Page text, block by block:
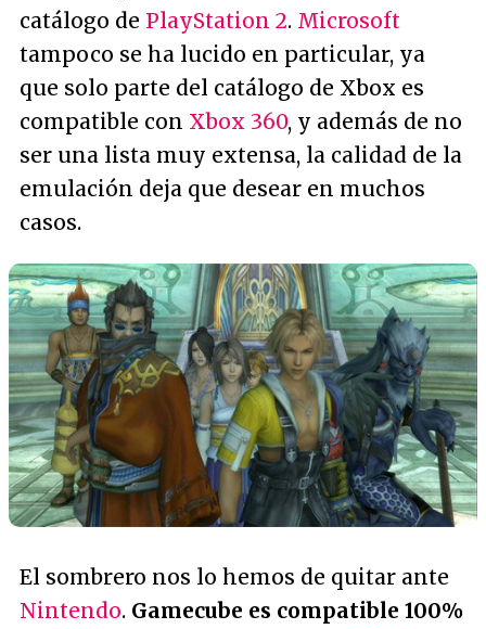
catálogo de PlayStation 2. Microsoft
tampoco se ha lucido en particular, ya
que solo parte del catálogo de Xbox es
compatible con Xbox 360, y además de no
ser una lista muy extensa, la calidad de la
emulación deja que desear en muchos
casos.
El sombrero nos lo hemos de quitar ante
Nintendo. Gamecube es compatible 100%